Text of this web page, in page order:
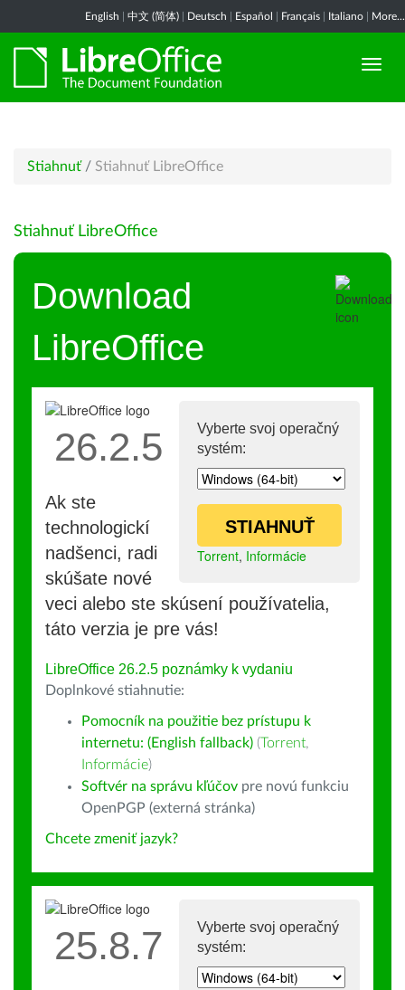
English 中文 (简体) Deutsch Español Français Italiano More...
Stiahnuť / Stiahnuť LibreOffice
Stiahnuť LibreOffice
Download
LibreOffice
Vyberte svoj operačný
systém:
STIAHNUŤ
Torrent, Informácie
26.2.5
Ak ste
technologickí
nadšenci, radi
skúšate nové
veci alebo ste skúsení používatelia,
táto verzia je pre vás!
LibreOffice 26.2.5 poznámky k vydaniu
Doplnkové stiahnutie:
Pomocník na použitie bez prístupu k
internetu: (English fallback) (Torrent,
Informácie)
Softvér na správu kľúčov pre novú funkciu
OpenPGP (externá stránka)
Chcete zmeniť jazyk?
Vyberte svoj operačný
systém:
25.8.7